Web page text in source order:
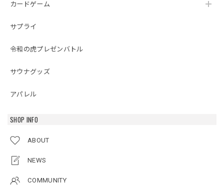
カードゲーム
サプライ
令和の虎プレゼンバトル
サウナグッズ
アパレル
SHOP INFO
ABOUT
NEWS
COMMUNITY